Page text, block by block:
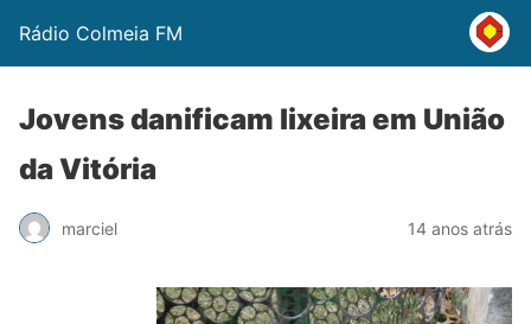
Rádio Colmeia FM
Jovens danificam lixeira em União
da Vitória
marciel 14 anos atrás